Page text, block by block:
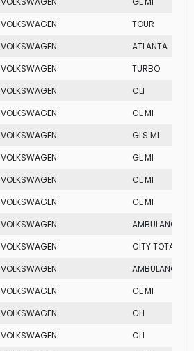
VOLKSWAGEN
TOUR
VOLKSWAGEN
ATLANTA
VOLKSWAGEN
TURBO
VOLKSWAGEN
CLI
VOLKSWAGEN
CL MI
VOLKSWAGEN
GLS MI
VOLKSWAGEN
GL MI
VOLKSWAGEN
CL MI
VOLKSWAGEN
GL MI
VOLKSWAGEN
AMBULANCIA
VOLKSWAGEN
CITY TOTAL
VOLKSWAGEN
AMBULANCIA
VOLKSWAGEN
GL MI
VOLKSWAGEN
GLI
VOLKSWAGEN
CLI